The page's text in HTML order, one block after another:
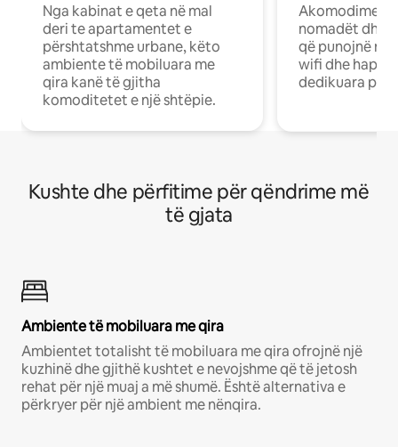
Nga kabinat e qeta në mal
deri te apartamentet e
përshtatshme urbane, këto
ambiente të mobiluara me
qira kanë të gjitha
komoditetet e një shtëpie.
Akomodime
nomadët dhe
që punojnë në
wifi dhe
dedikuara
Kushte dhe përfitime për qëndrime më
të gjata
Ambiente të mobiluara me qira
Ambientet totalisht të mobiluara me qira ofrojnë një
kuzhinë dhe gjithë kushtet e nevojshme që të jetosh
rehat për një muaj a më shumë. Është alternativa e
përkryer për një ambient me nënqira.